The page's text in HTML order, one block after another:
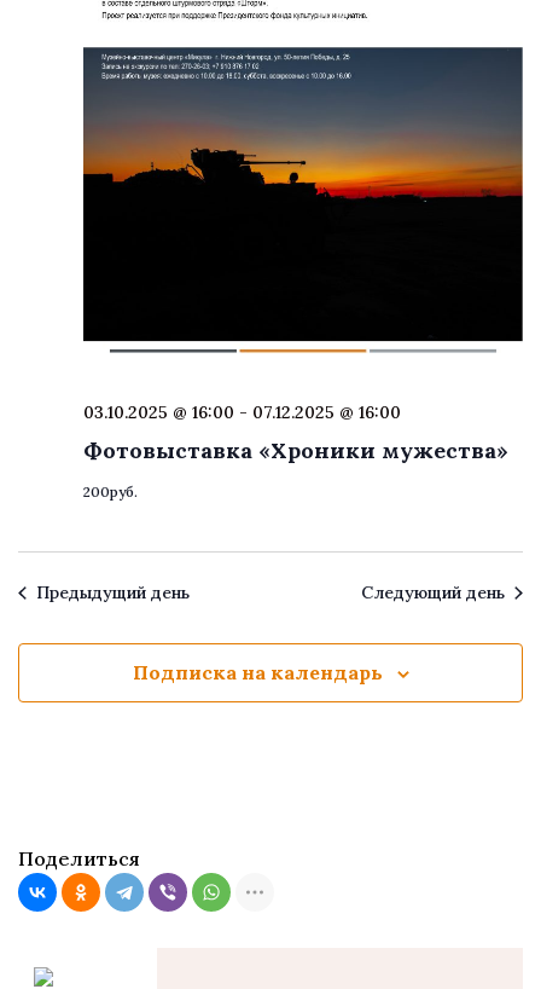
03.10.2025 @ 16:00 - 07.12.2025 @ 16:00
Фотовыставка «Хроники мужества»
200руб.
Предыдущий день Следующий день
Подписка на календарь
Поделиться